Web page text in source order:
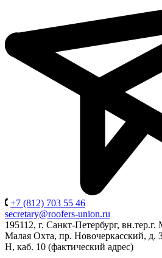
+7 (812) 703 55 46
secretary@roofers-union.ru
195112, г. Санкт-Петербург,
Малая Охта, пр. Новочеркасский, д.
Н, каб. 10 (фактический адрес)